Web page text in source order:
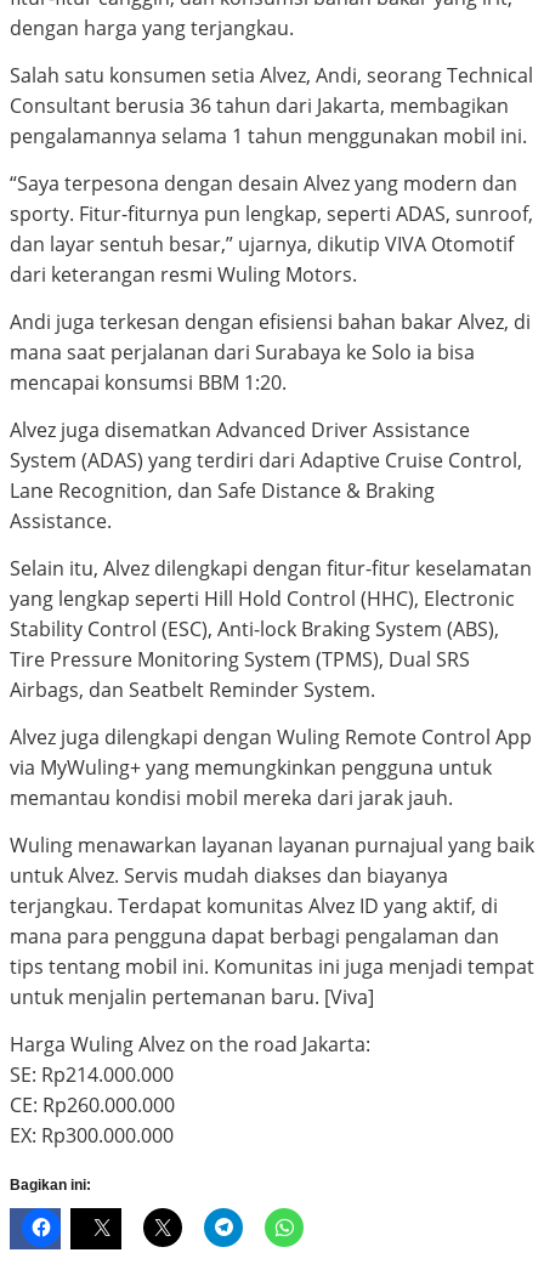
dengan harga yang terjangkau.
Salah satu konsumen setia Alvez, Andi, seorang Technical
Consultant berusia 36 tahun dari Jakarta, membagikan
pengalamannya selama 1 tahun menggunakan mobil ini.
“Saya terpesona dengan desain Alvez yang modern dan
sporty. Fitur-fiturnya pun lengkap, seperti ADAS, sunroof,
dan layar sentuh besar,” ujarnya, dikutip VIVA Otomotif
dari keterangan resmi Wuling Motors.
Andi juga terkesan dengan efisiensi bahan bakar Alvez, di
mana saat perjalanan dari Surabaya ke Solo ia bisa
mencapai konsumsi BBM 1:20.
Alvez juga disematkan Advanced Driver Assistance
System (ADAS) yang terdiri dari Adaptive Cruise Control,
Lane Recognition, dan Safe Distance & Braking
Assistance.
Selain itu, Alvez dilengkapi dengan fitur-fitur keselamatan
yang lengkap seperti Hill Hold Control (HHC), Electronic
Stability Control (ESC), Anti-lock Braking System (ABS),
Tire Pressure Monitoring System (TPMS), Dual SRS
Airbags, dan Seatbelt Reminder System.
Alvez juga dilengkapi dengan Wuling Remote Control App
via MyWuling+ yang memungkinkan pengguna untuk
memantau kondisi mobil mereka dari jarak jauh.
Wuling menawarkan layanan layanan purnajual yang baik
untuk Alvez. Servis mudah diakses dan biayanya
terjangkau. Terdapat komunitas Alvez ID yang aktif, di
mana para pengguna dapat berbagi pengalaman dan
tips tentang mobil ini. Komunitas ini juga menjadi tempat
untuk menjalin pertemanan baru. [Viva]
Harga Wuling Alvez on the road Jakarta:
SE: Rp214.000.000
CE: Rp260.000.000
EX: Rp300.000.000
Bagikan ini: